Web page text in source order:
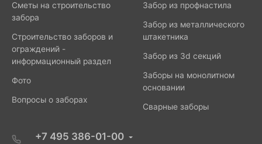
Сметы на строительство
забора
Строительство заборов и
ограждений -
информационный раздел
Фото
Вопросы о заборах
Забор из профнастила
Забор из металлического
штакетника
Забор из 3d секций
Заборы на монолитном
основании
Сварные заборы
+7 495 386-01-00